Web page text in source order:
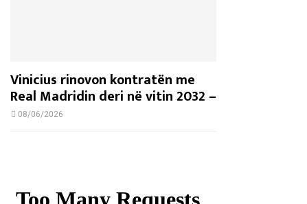
Vinicius rinovon kontratën me
Real Madridin deri në vitin 2032 –
08/06/2026